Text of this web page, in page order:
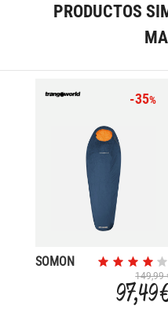
PRODUCTOS
-35%
SOMON
149,99
97,49